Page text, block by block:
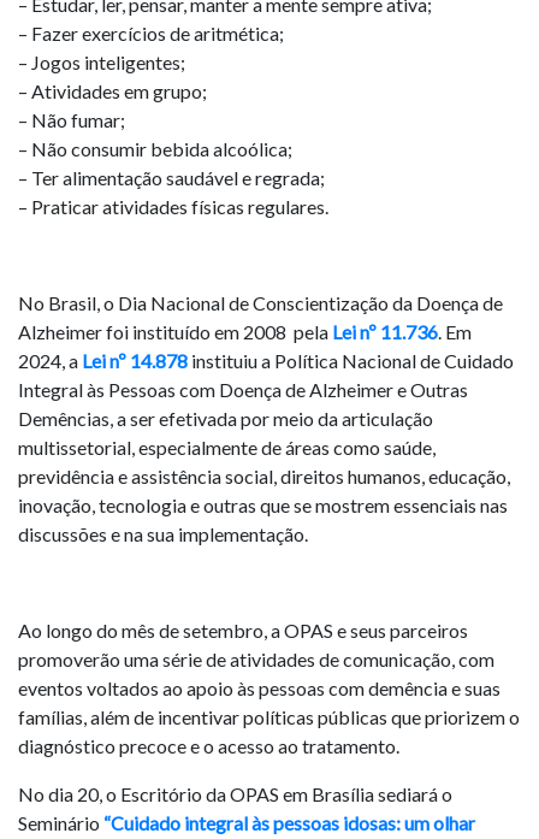
– Fazer exercícios de aritmética;
– Jogos inteligentes;
– Atividades em grupo;
– Não fumar;
– Não consumir bebida alcoólica;
– Ter alimentação saudável e regrada;
– Praticar atividades físicas regulares.
No Brasil, o Dia Nacional de Conscientização da Doença de
Alzheimer foi instituído em 2008 pela Lei nº 11.736. Em
2024, a Lei nº 14.878 instituiu a Política Nacional de Cuidado
Integral às Pessoas com Doença de Alzheimer e Outras
Demências, a ser efetivada por meio da articulação
multissetorial, especialmente de áreas como saúde,
previdência e assistência social, direitos humanos, educação,
inovação, tecnologia e outras que se mostrem essenciais nas
discussões e na sua implementação.
Ao longo do mês de setembro, a OPAS e seus parceiros
promoverão uma série de atividades de comunicação, com
eventos voltados ao apoio às pessoas com demência e suas
famílias, além de incentivar políticas públicas que priorizem o
diagnóstico precoce e o acesso ao tratamento.
No dia 20, o Escritório da OPAS em Brasília sediará o
Seminário “Cuidado integral às pessoas idosas: um olhar